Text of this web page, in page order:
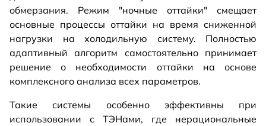
обмерзания. Режим "ночные оттайки" смещает
основные процессы оттайки на время сниженной
нагрузки на холодильную систему. Полностью
адаптивный алгоритм самостоятельно принимает
решение о необходимости оттайки на основе
комплексного анализа всех параметров.
Такие системы особенно эффективны при
использовании с ТЭНами, где нерациональные